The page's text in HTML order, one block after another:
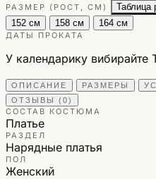
РАЗМЕР (РОСТ, СМ)
Таблица
152 см
158 см 164 см
ДАТЫ ПРОКАТА
У календарику вибирайте
ОПИСАНИЕ РАЗМЕРЫ
ОТЗЫВЫ (0)
СОСТАВ КОСТЮМА
Платье
РАЗДЕЛ
Нарядные платья
ПОЛ
Женский